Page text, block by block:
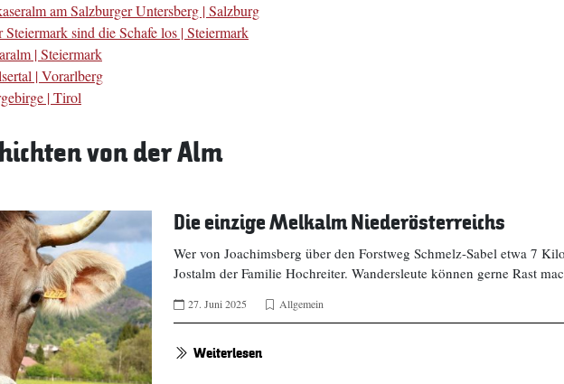
am Salzburger Untersberg | Salzburg
sind die Schafe los | Steiermark
| Steiermark
| Vorarlberg
| Tirol
von der Alm
Die einzige Melkalm Niederösterreichs
Wer von Joachimsberg über den Forstweg Schmelz-Sabel etwa 7
Jostalm der Familie Hochreiter. Wandersleute können gerne Rast
27. Juni 2025 Allgemein
Weiterlesen